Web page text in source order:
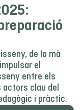
de la mà
el
entre els
clau del
i pràctic.